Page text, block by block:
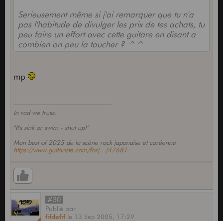
Serieusement même si j'ai remarquer que tu n'a
pas l'habitude de divulger les prix de tes achats, tu
peu faire un effort avec cette guitare en disant a
combien on peu la toucher ? ^^
mp
In rod we truss.
"It's sink or swim - shut up!"
Mon best of 2025 de la scène rock japonaise et coréenne
https://www.guitariste.com/for(...)47681
#30
Publié par
fifdefif le 13 Sep 2005, 17:29